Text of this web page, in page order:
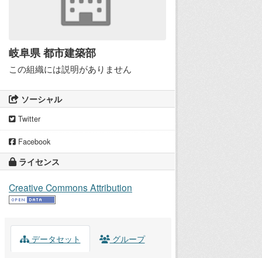
岐阜県 都市建築部
この組織には説明がありません
ソーシャル
Twitter
Facebook
ライセンス
Creative Commons Attribution
データセット グループ